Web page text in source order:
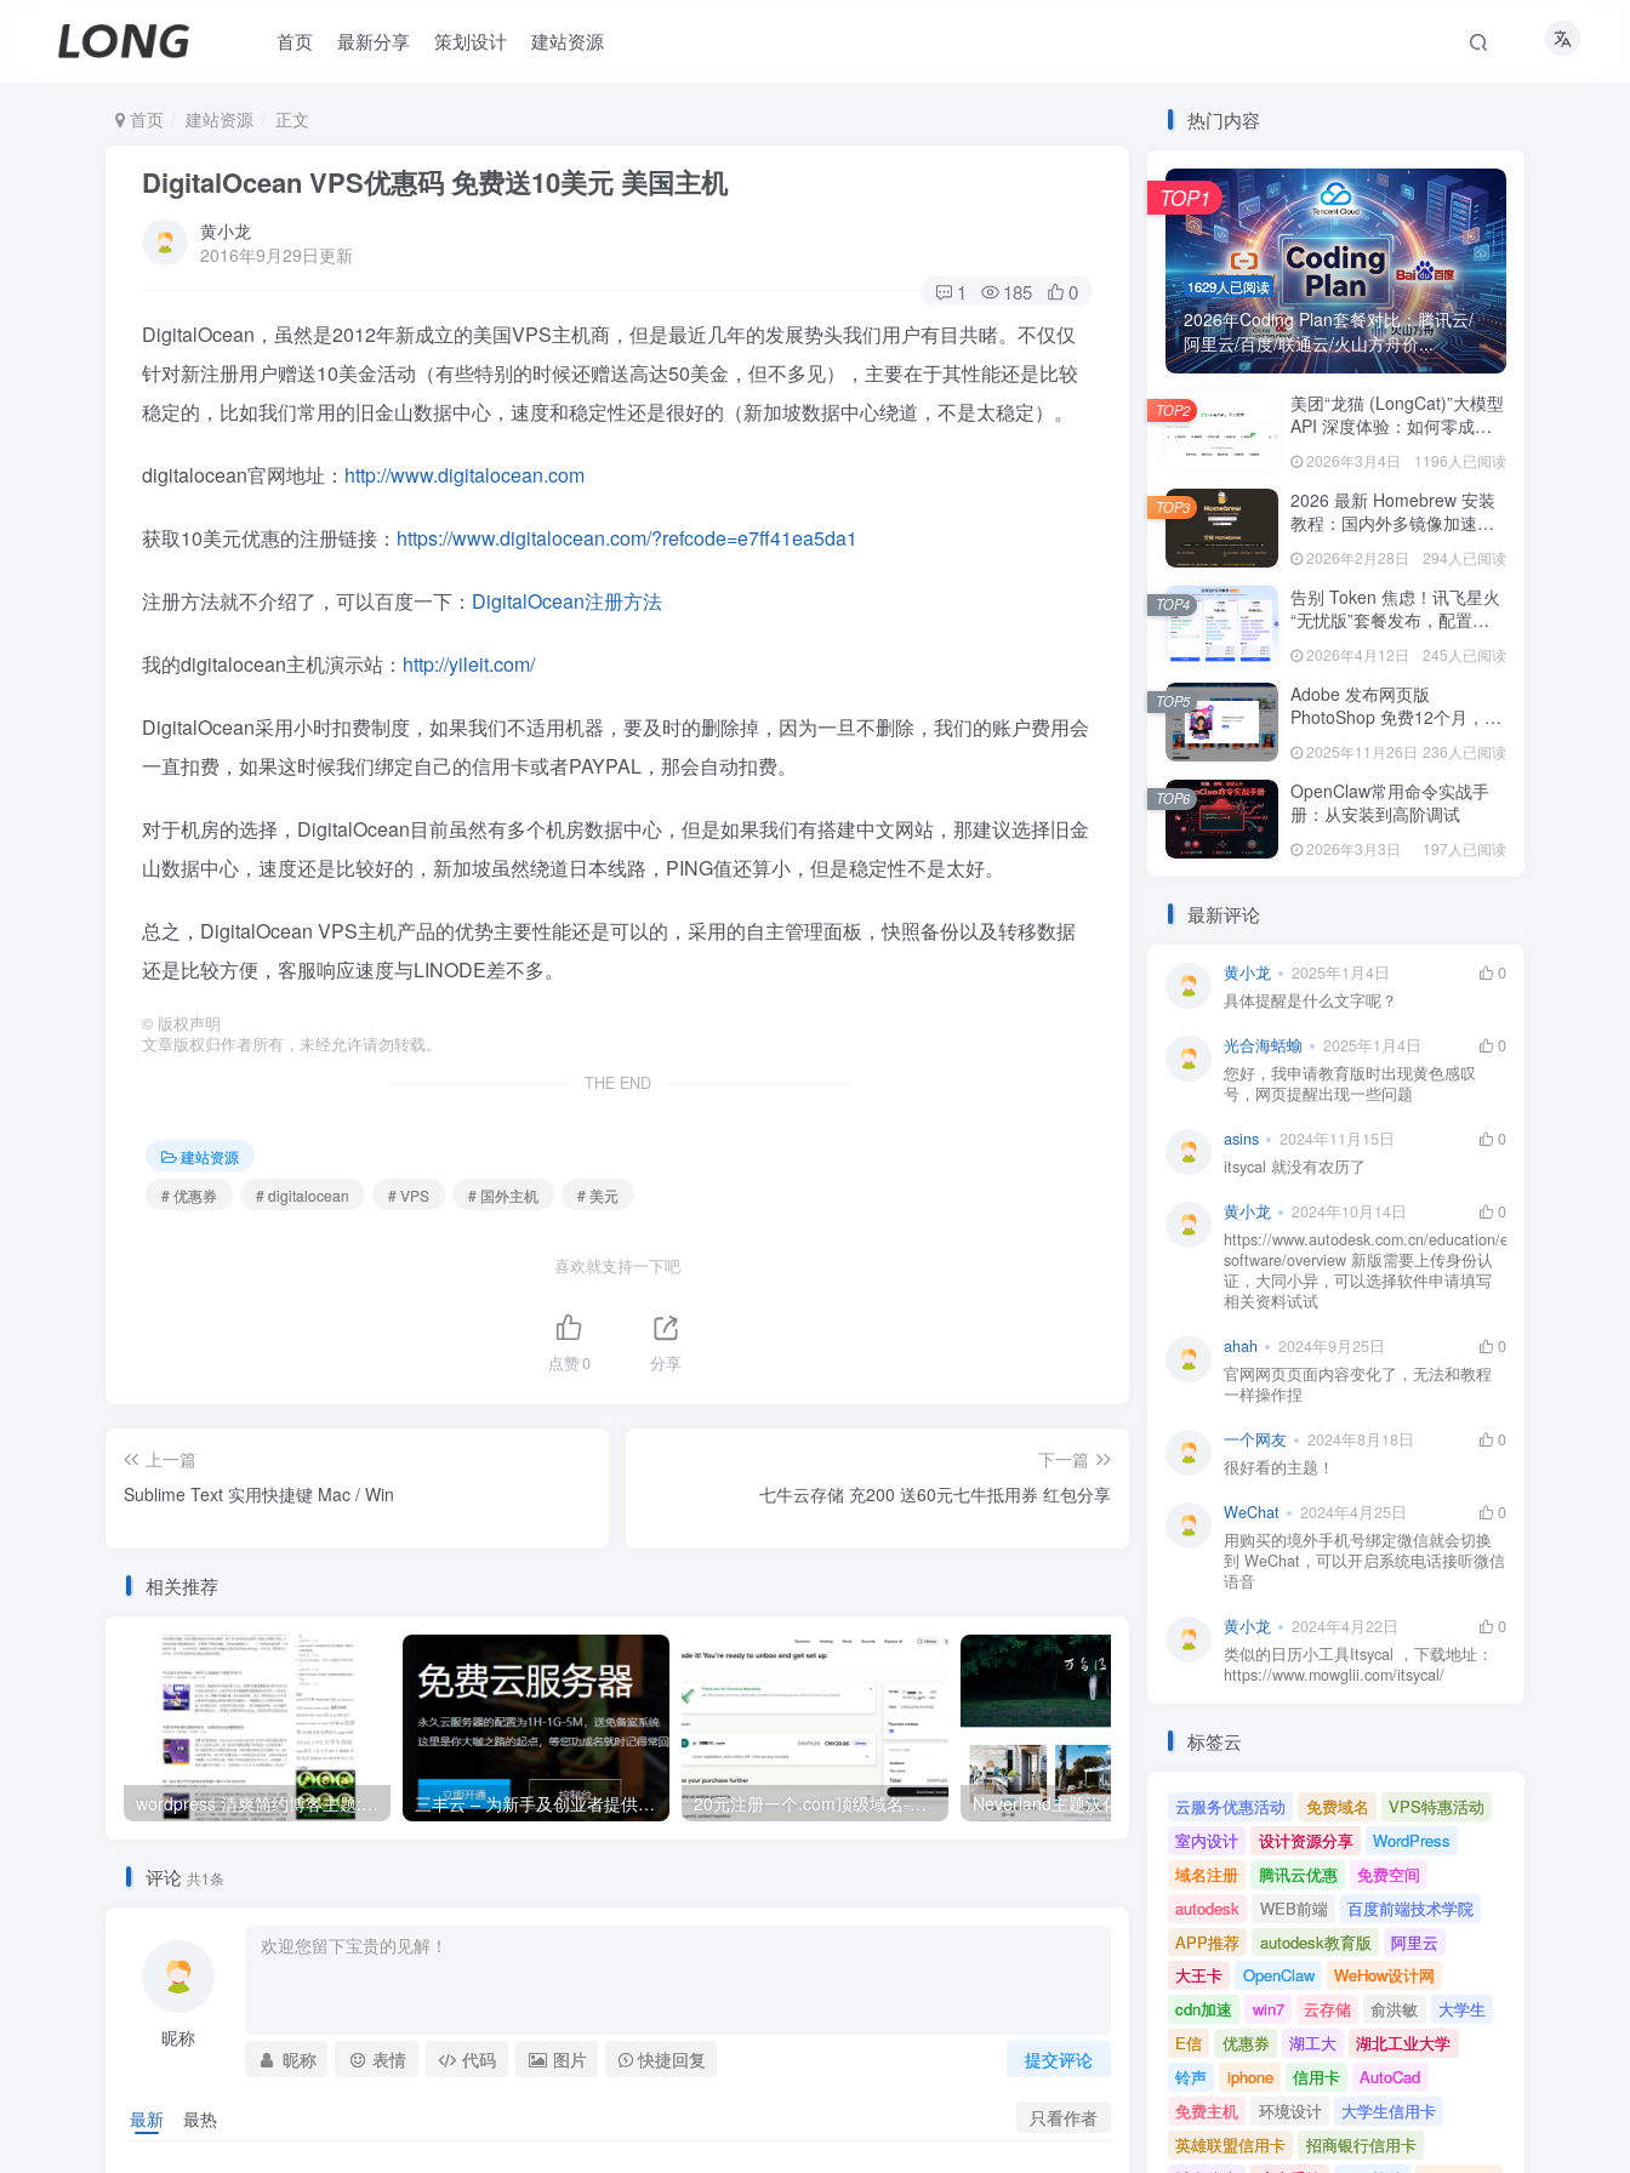
首页 最新分享 策划设计 建站资源
首页 建站资源 正文
DigitalOcean VPS优惠码 免费送10美元 美国主机
黄小龙
2016年9月29日更新
1 185 0
DigitalOcean，虽然是2012年新成立的美国VPS主机商，但是最近几年的发展势头我们用户有目共睹。不仅仅
针对新注册用户赠送10美金活动（有些特别的时候还赠送高达50美金，但不多见），主要在于其性能还是比较
稳定的，比如我们常用的旧金山数据中心，速度和稳定性还是很好的（新加坡数据中心绕道，不是太稳定）。
digitalocean官网地址： http://www.digitalocean.com
获取10美元优惠的注册链接： https://www.digitalocean.com/?refcode=e7ff41ea5da1
注册方法就不介绍了，可以百度一下： DigitalOcean注册方法
我的digitalocean主机演示站： http://yileit.com/
DigitalOcean采用小时扣费制度，如果我们不适用机器，要及时的删除掉，因为一旦不删除，我们的账户费用会
一直扣费，如果这时候我们绑定自己的信用卡或者PAYPAL，那会自动扣费。
对于机房的选择，DigitalOcean目前虽然有多个机房数据中心，但是如果我们有搭建中文网站，那建议选择旧金
山数据中心，速度还是比较好的，新加坡虽然绕道日本线路，PING值还算小，但是稳定性不是太好。
总之，DigitalOcean VPS主机产品的优势主要性能还是可以的，采用的自主管理面板，快照备份以及转移数据
还是比较方便，客服响应速度与LINODE差不多。
© 版权声明
文章版权归作者所有，未经允许请勿转载。
THE END
建站资源
# 优惠券
# digitalocean # VPS # 国外主机 # 美元
喜欢就支持一下吧
点赞0 分享
上一篇
Sublime Text 实用快捷键 Mac / Win
下一篇
七牛云存储 充200 送60元七牛抵用券 红包分享
相关推荐
wordpress 清爽简约博客主题:Arbitrary修改版 三丰云 – 为新手及创业者提供免费虚拟主机/免费云服务器 20元注册一个.com顶级域名-Spaceship新用户域名注册优惠 Neverland主题汉化版 多图博客WordPress主题分享 七牛镜像存储 WordPress插件使用教程
评论 共1条
昵称
提交评论
昵称 表情 代码 图片 快捷回复
最新 最热 只看作者
热门内容
1629人已阅读
2026年Coding Plan套餐对比：腾讯云/
阿里云/百度/联通云/火山方舟价...
TOP1
美团“龙猫 (LongCat)”大模型
API 深度体验：如何零成本
2026年3月4日 1196人已阅读
TOP2
2026 最新 Homebrew 安装
教程：国内外多镜像加速脚
2026年2月28日 294人已阅读
TOP3
告别 Token 焦虑！讯飞星火
“无忧版”套餐发布，配置
2026年4月12日 245人已阅读
TOP4
Adobe 发布网页版
PhotoShop 免费12个月，功
必备2025年11月26日 236人已阅读
TOP5
OpenClaw常用命令实战手
册：从安装到高阶调试
2026年3月3日 197人已阅读
TOP6
最新评论
黄小龙 2025年1月4日
0
具体提醒是什么文字呢？
光合海蛞蝓 2025年1月4日
0
您好，我申请教育版时出现黄色感叹
号，网页提醒出现一些问题
asins 2024年11月15日
0
itsycal 就没有农历了
黄小龙 2024年10月14日
0
https://www.autodesk.com.cn/education/edu-
software/overview 新版需要上传身份认
证，大同小异，可以选择软件申请填写
相关资料试试
ahah 2024年9月25日
0
官网网页页面内容变化了，无法和教程
一样操作捏
一个网友 2024年8月18日
0
很好看的主题！
WeChat 2024年4月25日
0
用购买的境外手机号绑定微信就会切换
到 WeChat，可以开启系统电话接听微信
语音
黄小龙 2024年4月22日
0
类似的日历小工具Itsycal ，下载地址：
https://www.mowglii.com/itsycal/
标签云
云服务优惠活动 免费域名
VPS特惠活动
室内设计
设计资源分享
WordPress
域名注册
腾讯云优惠
免费空间
autodesk
WEB前端
百度前端技术学院
APP推荐
autodesk教育版
阿里云
大王卡
OpenClaw
WeHow设计网
cdn加速
win7 云存储 俞洪敏
大学生
E信
优惠券 湖工大
湖北工业大学
铃声
iphone 信用卡
AutoCad
免费主机
环境设计
大学生信用卡
英雄联盟信用卡
招商银行信用卡